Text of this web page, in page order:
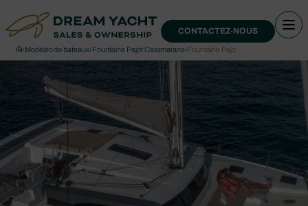
CONTACTEZ-NOUS
›Modèles de bateaux›Fountaine Pajot Catamarans›Fountaine Pajo…